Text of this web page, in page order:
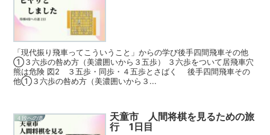
「現代振り飛車ってこういうこと」からの学び後手四間飛車その他
①３六歩の咎め方（美濃囲いから３五歩） ３六歩をついて居飛車穴
熊は危険 図2 ３五歩・同歩・４五歩とさばく 後手四間飛車その
他①３六歩の咎め方（美濃囲いから３...
４段への道
天童市 人間将棋を見るための旅
行 1日目